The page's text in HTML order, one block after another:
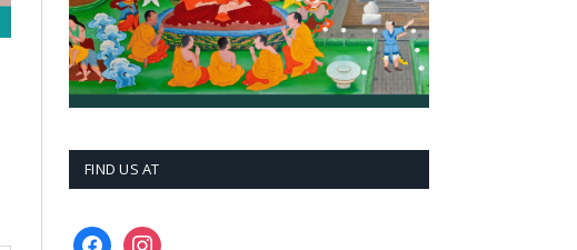
FIND US AT
facebookinstagram